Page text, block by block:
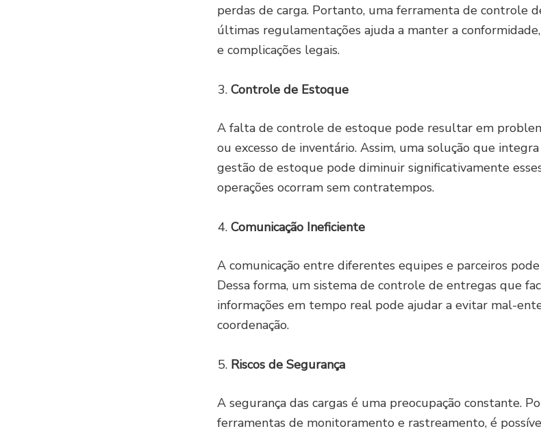
perdas de carga. Portanto, uma ferramenta de controle
últimas regulamentações ajuda a manter a
e complicações legais.
Controle de Estoque
A falta de controle de estoque pode resultar em
ou excesso de inventário. Assim, uma solução que
gestão de estoque pode diminuir significativamente
operações ocorram sem contratempos.
Comunicação Ineficiente
A comunicação entre diferentes equipes e parceiros
Dessa forma, um sistema de controle de entregas que
informações em tempo real pode ajudar a evitar mal-
coordenação.
Riscos de Segurança
A segurança das cargas é uma preocupação constante.
ferramentas de monitoramento e rastreamento, é